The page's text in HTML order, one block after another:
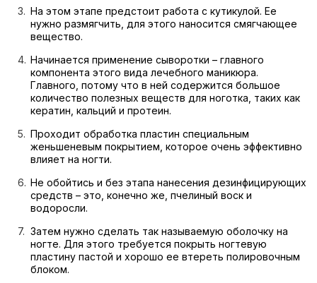
На этом этапе предстоит работа с кутикулой. Ее
нужно размягчить, для этого наносится смягчающее
вещество.
Начинается применение сыворотки – главного
компонента этого вида лечебного маникюра.
Главного, потому что в ней содержится большое
количество полезных веществ для ноготка, таких как
кератин, кальций и протеин.
Проходит обработка пластин специальным
женьшеневым покрытием, которое очень эффективно
влияет на ногти.
Не обойтись и без этапа нанесения дезинфицирующих
средств – это, конечно же, пчелиный воск и
водоросли.
Затем нужно сделать так называемую оболочку на
ногте. Для этого требуется покрыть ногтевую
пластину пастой и хорошо ее втереть полировочным
блоком.